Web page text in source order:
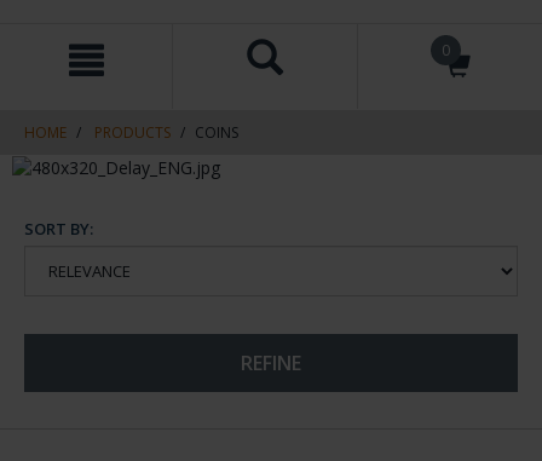
navigation
0
HOME PRODUCTS COINS
SORT BY:
REFINE